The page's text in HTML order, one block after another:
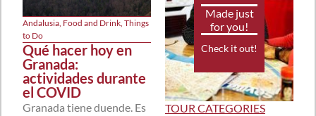
Andalusia, Food and Drink, Things
to Do
Qué hacer hoy en
Granada:
actividades durante
el COVID
Granada tiene duende. Es
Made just
for you!
Check it out!
TOUR CATEGORIES